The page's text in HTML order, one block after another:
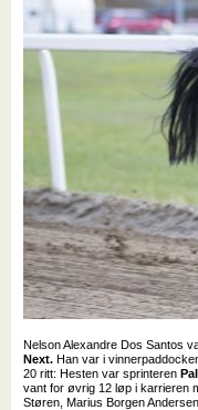
Nelson Alexandre Dos Santos
Next.Han var i
20 ritt: Hesten var sprinteren
vant for øvrig 12 løp i karrieren
Støren, Marius Borgen